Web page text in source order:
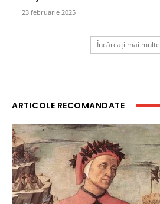
23 februarie 2025
Încărcați mai multe
ARTICOLE RECOMANDATE